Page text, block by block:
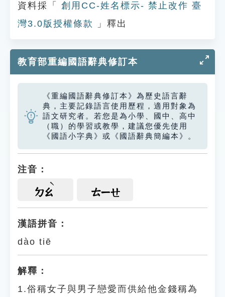
資料採「
創用CC-姓名標示- 禁止改作 臺
灣3.0版授權條款
」釋出
教育部重編國語辭典修訂本
《重編國語辭典修訂本》為歷史語言辭
典，主要記錄語言使用歷程，適用對象為
語文研究者。若您是為小學、國中、高中
（職）的學習或教學，建議您優先使用
《國語小字典》或《國語辭典簡編本》。
注音：
ㄉㄠ ㄊㄧㄝ
漢語拼音：
dào tiē
解釋：
1.俗稱女子與男子戀愛而供給他金錢稱為